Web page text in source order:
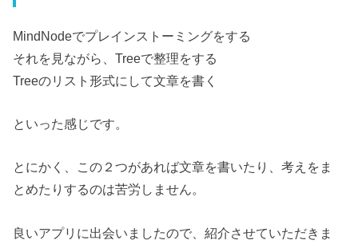
MindNodeでプレインストーミングをする
それを見ながら、Treeで整理をする
Treeのリスト形式にして文章を書く
といった感じです。
とにかく、この２つがあれば文章を書いたり、考えをま
とめたりするのは苦労しません。
良いアプリに出会いましたので、紹介させていただきま